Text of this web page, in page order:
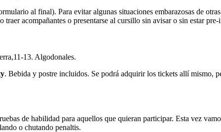
al final). Para evitar algunas situaciones embarazosas de
acompañantes o presentarse al cursillo sin avisar o sin estar
13. Algodonales.
. Bebida y postre incluidos. Se podrá adquirir los tickets allí mismo,
de habilidad para aquellos que quieran participar. Esta vez
o chutando penaltis.